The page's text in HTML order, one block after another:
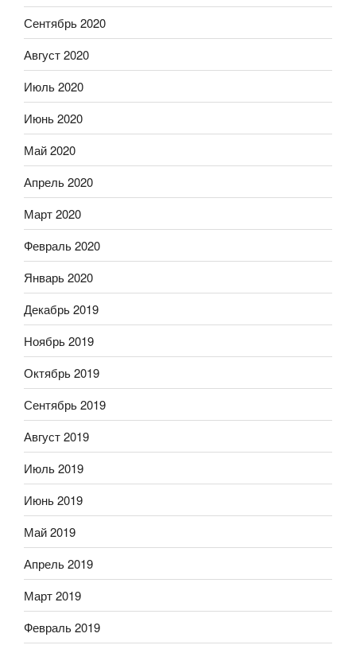
Сентябрь 2020
Август 2020
Июль 2020
Июнь 2020
Май 2020
Апрель 2020
Март 2020
Февраль 2020
Январь 2020
Декабрь 2019
Ноябрь 2019
Октябрь 2019
Сентябрь 2019
Август 2019
Июль 2019
Июнь 2019
Май 2019
Апрель 2019
Март 2019
Февраль 2019